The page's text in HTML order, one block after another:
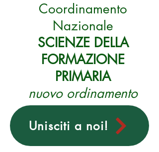
Coordinamento
Nazionale
SCIENZE DELLA
FORMAZIONE
PRIMARIA
nuovo ordinamento
Unisciti a noi!